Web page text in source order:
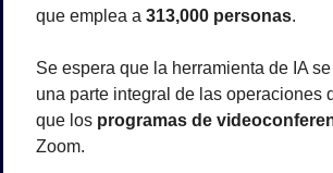
que emplea a 313,000 personas.
Se espera que la herramienta de IA
una parte integral de las operaciones
que los programas de
Zoom.